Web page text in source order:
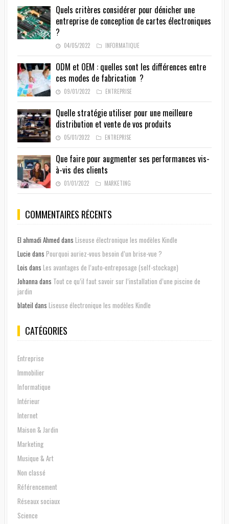
Quels critères considérer pour dénicher une
entreprise de conception de cartes électroniques
?
04/05/2022 INFORMATIQUE
ODM et OEM : quelles sont les différences entre
ces modes de fabrication ?
09/01/2022 ENTREPRISE
Quelle stratégie utiliser pour une meilleure
distribution et vente de vos produits
05/01/2022 ENTREPRISE
Que faire pour augmenter ses performances vis-
à-vis des clients
01/01/2022 MARKETING
COMMENTAIRES RÉCENTS
El ahmadi Ahmed dans Liseuse électronique les modèles Kindle
Lucie dans Pourquoi auriez-vous besoin d’un brise-vue ?
Lois dans Les avantages de l’auto-entreposage (self-stockage)
Johannadans Tout ce qu’il faut savoir sur l’installation d’une piscine de
jardin
blateil dans Liseuse électronique les modèles Kindle
CATÉGORIES
Entreprise
Immobilier
Informatique
Intérieur
Internet
Maison & Jardin
Marketing
Musique & Art
Non classé
Référencement
Réseaux sociaux
Science